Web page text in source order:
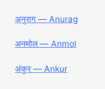
अनुराग ― Anurag
अनमोल ― Anmol
अंकुर ― Ankur